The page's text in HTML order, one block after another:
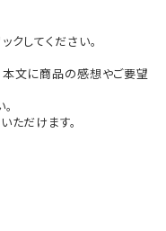
クしてください。
本文に商品の感想やご要望
ただけます。